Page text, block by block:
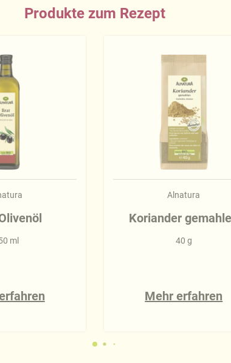
Produkte zum Rezept
ml
Alnatura
Koriander
40 g
Mehr erfahren